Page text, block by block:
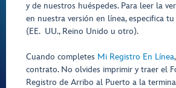
y de nuestros huéspedes. Para leer la
en nuestra versión en línea, especifica
(EE. UU., Reino Unido u otro).
Cuando completes Mi Registro En Línea
contrato. No olvides imprimir y traer el
Registro de Arribo al Puerto a la